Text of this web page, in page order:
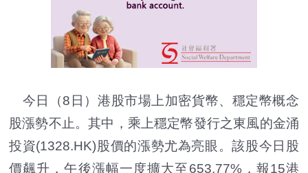
今日（8日）港股市場上加密貨幣、穩定幣概念
股漲勢不止。其中，乘上穩定幣發行之東風的金涌
投資(1328.HK)股價的漲勢尤為亮眼。該股今日股
價飆升，午後漲幅一度擴大至653.77%，報15港